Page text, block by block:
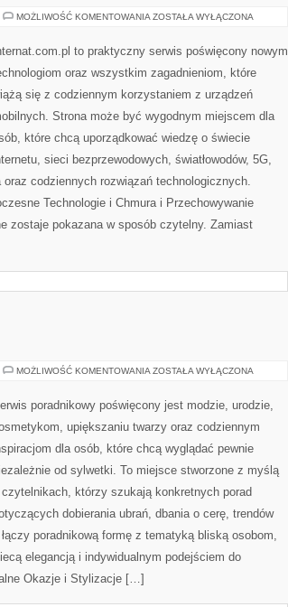
MOŻLIWOŚĆ KOMENTOWANIA HOSTING
ZOSTAŁA WYŁĄCZONA
to praktyczny serwis poświęcony nowym
oraz wszystkim zagadnieniom, które
się z codziennym korzystaniem z urządzeń
Strona może być wygodnym miejscem dla
które chcą uporządkować wiedzę o świecie
sieci bezprzewodowych, światłowodów, 5G,
codziennych rozwiązań technologicznych.
Technologie i Chmura i Przechowywanie
zostaje pokazana w sposób czytelny. Zamiast
MOŻLIWOŚĆ KOMENTOWANIA PORADNIK
ZOSTAŁA WYŁĄCZONA
poradnikowy poświęcony jest modzie, urodzie,
upiększaniu twarzy oraz codziennym
dla osób, które chcą wyglądać pewnie
od sylwetki. To miejsce stworzone z myślą
którzy szukają konkretnych porad
dobierania ubrań, dbania o cerę, trendów
poradnikową formę z tematyką bliską osobom,
elegancją i indywidualnym podejściem do
Okazje i Stylizacje […]